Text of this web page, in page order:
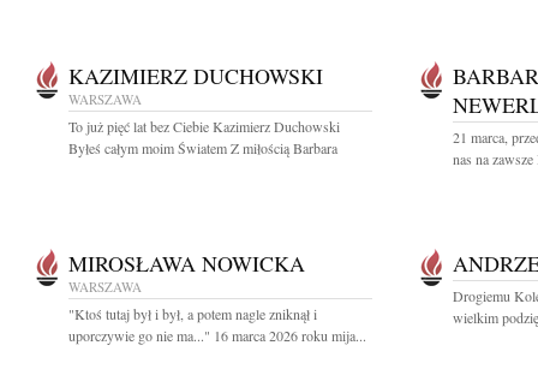
KAZIMIERZ DUCHOWSKI
WARSZAWA
To już pięć lat bez Ciebie Kazimierz Duchowski
Byłeś całym moim Światem Z miłością Barbara
21 marca,
nas na
MIROSŁAWA NOWICKA
WARSZAWA
"Ktoś tutaj był i był, a potem nagle zniknął i
uporczywie go nie ma..." 16 marca 2026 roku mija...
Drogiemu
wielkim